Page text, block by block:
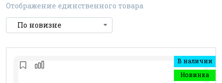
Отображение единственного товара
В наличии
Новинка